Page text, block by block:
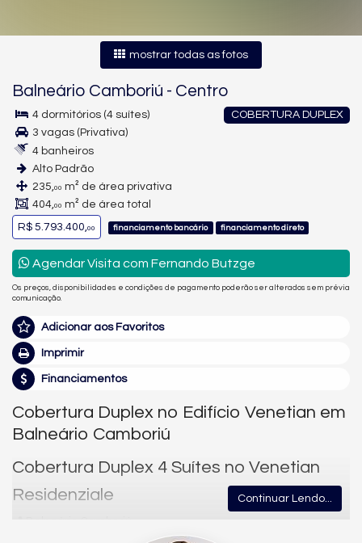
mostrar todas as fotos
Balneário Camboriú - Centro
COBERTURA DUPLEX
4 dormitórios (4 suítes)
3 vagas (Privativa)
4 banheiros
Alto Padrão
235,00 m² de área privativa
404,00 m² de área total
R$ 5.793.400,00 financiamento bancário financiamento direto
Agendar Visita com Fernando Butzge
Os preços, disponibilidades e condições de pagamento poderão ser alterados sem prévia
comunicação.
Adicionar aos Favoritos
Imprimir
Financiamentos
Cobertura Duplex no Edifício Venetian em
Balneário Camboriú
Cobertura Duplex 4 Suítes no Venetian
Residenziale
Continuar Lendo...